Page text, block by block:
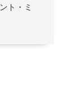
ト・ミ